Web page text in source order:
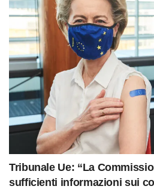
Tribunale Ue: “La
sufficienti informazioni sui